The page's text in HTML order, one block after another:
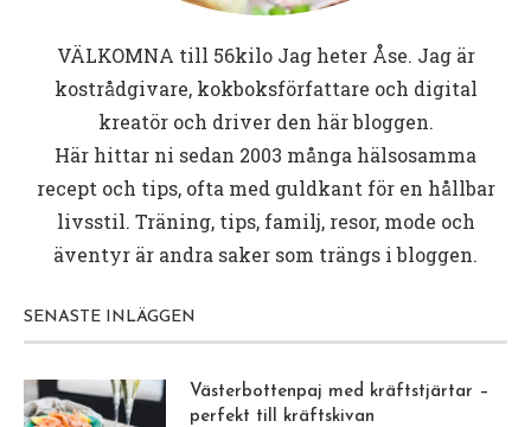
VÄLKOMNA till 56kiloJag heter Åse. Jag är
kostrådgivare, kokboksförfattare och digital
kreatör och driver den här bloggen.
Här hittar ni sedan 2003 många hälsosamma
recept och tips, ofta med guldkant för en hållbar
livsstil. Träning, tips, familj, resor, mode och
äventyr är andra saker som trängs i bloggen.
SENASTE INLÄGGEN
Västerbottenpaj med kräftstjärtar –
perfekt till kräftskivan